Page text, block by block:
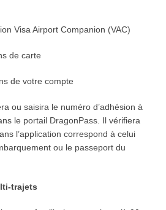
Visa Airport Companion (VAC)
de carte
de votre compte
ou saisira le numéro d’adhésion à
le portail DragonPass. Il vérifiera
l’application correspond à celui
ou le passeport du
trajets